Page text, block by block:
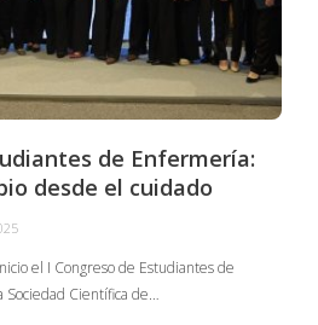
de Enfermería:
desde el cuidado
el I Congreso de Estudiantes de
Sociedad Científica de…